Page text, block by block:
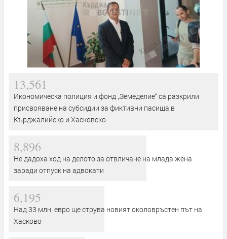
13,561
Икономическа полиция и фонд „Земеделие“ са разкрили
присвояване на субсидии за фиктивни пасища в
Кърджалийско и Хасковско
8,896
Не дадоха ход на делото за отвличане на млада жена
заради отпуск на адвокати
6,195
Над 33 млн. евро ще струва новият околовръстен път на
Хасково